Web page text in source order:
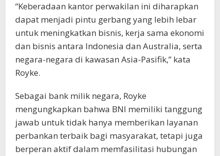
“Keberadaan kantor perwakilan ini diharapkan
dapat menjadi pintu gerbang yang lebih lebar
untuk meningkatkan bisnis, kerja sama ekonomi
dan bisnis antara Indonesia dan Australia, serta
negara-negara di kawasan Asia-Pasifik,” kata
Royke.
Sebagai bank milik negara, Royke
mengungkapkan bahwa BNI memiliki tanggung
jawab untuk tidak hanya memberikan layanan
perbankan terbaik bagi masyarakat, tetapi juga
berperan aktif dalam memfasilitasi hubungan